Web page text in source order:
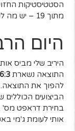
מתוך 19 – יש מה לשפר
היום
היריב שלי מביס
התוצאה נשארת6:3
להפוך את
הביצועים
אותי לעומת ג'מי